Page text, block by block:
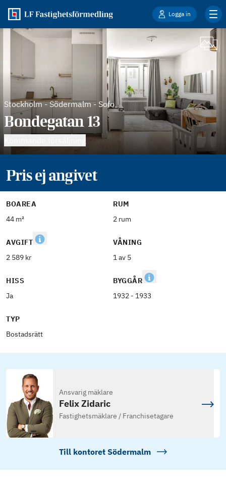
Logga in
Stockholm-Södermalm - Sofo
Bondegatan 13
Pris ej angivet
BOAREA
44 m²
RUM
2 rum
AVGIFT
2 589 kr
VÅNING
1 av 5
HISS
Ja
BYGGÅR
1932 - 1933
TYP
Bostadsrätt
Ansvarig mäklare
Felix Zidaric
Fastighetsmäklare / Franchisetagare
Till kontoret Södermalm